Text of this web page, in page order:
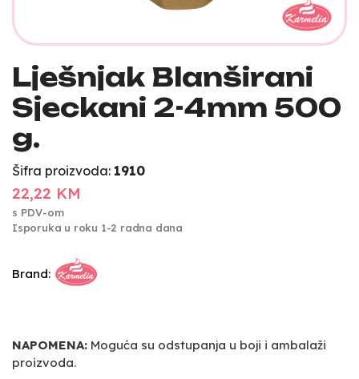
Lješnjak Blanširani
Sjeckani 2-4mm 500
g.
Šifra proizvoda: 1910
22,22 KM
s PDV-om
Isporuka u roku 1-2 radna dana
Brand:
NAPOMENA: Moguća su odstupanja u boji i ambalaži
proizvoda.